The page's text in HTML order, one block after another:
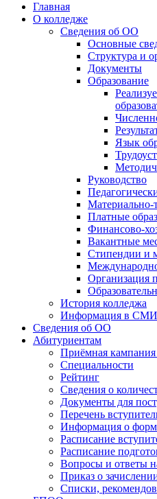
Главная
О колледже
Сведения об ОО
Основные
Структура и
Документы
Образование
Язык
Руководство
Материально-
Платные
Финансово-
Вакантные
Стипендии и
Организация
История колледжа
Информация в СМИ
Сведения об ОО
Абитуриентам
Приёмная кампания
Специальности
Рейтинг
Сведения о
Документы для
Перечень
Информация о
Расписание
Расписание
Вопросы и ответы
Приказ о
Списки,